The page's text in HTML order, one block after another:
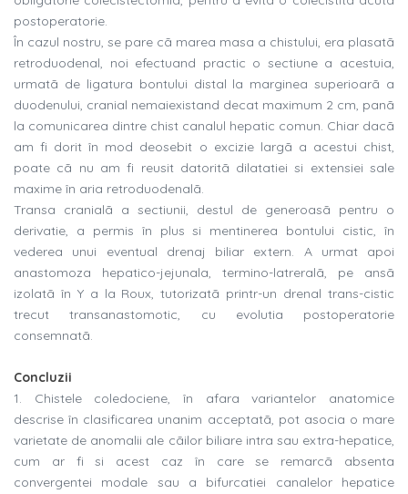
postoperatorie.
În cazul nostru, se pare cã marea masa a chistului, era plasatã
retroduodenal, noi efectuand practic o sectiune a acestuia,
urmatã de ligatura bontului distal la marginea superioarã a
duodenului, cranial nemaiexistand decat maximum 2 cm, panã
la comunicarea dintre chist canalul hepatic comun. Chiar dacã
am fi dorit în mod deosebit o excizie largã a acestui chist,
poate cã nu am fi reusit datoritã dilatatiei si extensiei sale
maxime în aria retroduodenalã.
Transa cranialã a sectiunii, destul de generoasã pentru o
derivatie, a permis în plus si mentinerea bontului cistic, în
vederea unui eventual drenaj biliar extern. A urmat apoi
anastomoza hepatico-jejunala, termino-latreralã, pe ansã
izolatã în Y a la Roux, tutorizatã printr-un drenal trans-cistic
trecut transanastomotic, cu evolutia postoperatorie
consemnatã.
Concluzii
1. Chistele coledociene, în afara variantelor anatomice
descrise în clasificarea unanim acceptatã, pot asocia o mare
varietate de anomalii ale cãilor biliare intra sau extra-hepatice,
cum ar fi si acest caz în care se remarcã absenta
convergentei modale sau a bifurcatiei canalelor hepatice